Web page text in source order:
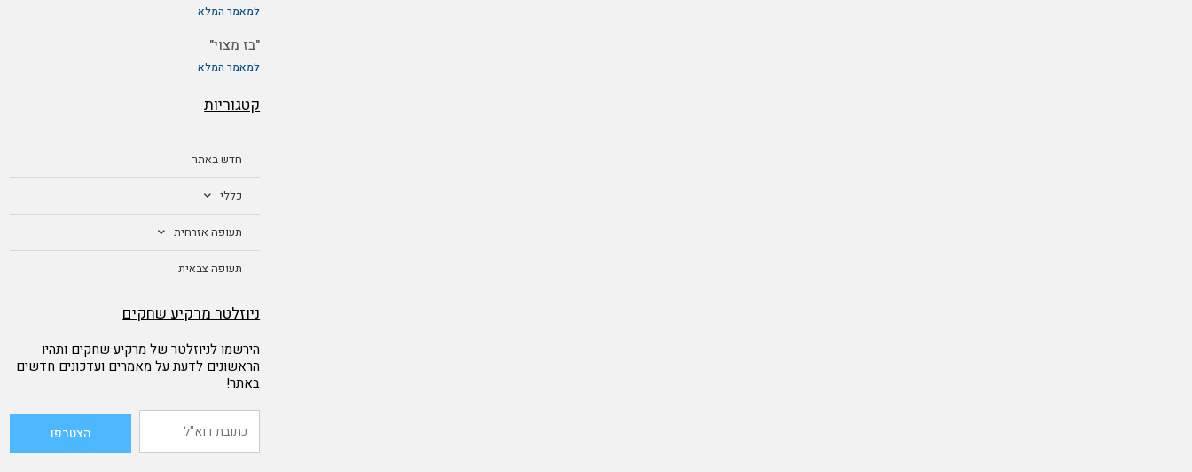
למאמר המלא
"בז מצוי"
למאמר המלא
קטגוריות
חדש באתר
כללי
תעופה אזרחית
תעופה צבאית
ניוזלטר מרקיע שחקים
הירשמו לניוזלטר של מרקיע שחקים ותהיו
הראשונים לדעת על מאמרים ועדכונים חדשים
באתר!